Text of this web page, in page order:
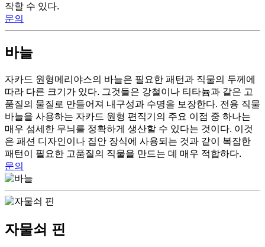
작할 수 있다.
문의
바늘
자카드 원형메리야스의 바늘은 필요한 패턴과 직물의 두께에
따라 다른 크기가 있다. 그것들은 강철이나 티타늄과 같은 고
품질의 물질로 만들어져 내구성과 수명을 보장한다. 전용 직물
바늘을 사용하는 자카드 원형 편직기의 주요 이점 중 하나는
매우 섬세한 무늬를 정확하게 생산할 수 있다는 것이다. 이것
은 패션 디자인이나 집안 장식에 사용되는 것과 같이 복잡한
패턴이 필요한 고품질의 직물을 만드는 데 매우 적합하다.
문의
자물쇠 핀